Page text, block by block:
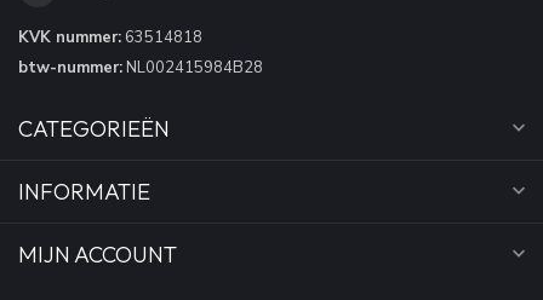
KVK nummer: 63514818
btw-nummer: NL002415984B28
CATEGORIEËN
INFORMATIE
MIJN ACCOUNT